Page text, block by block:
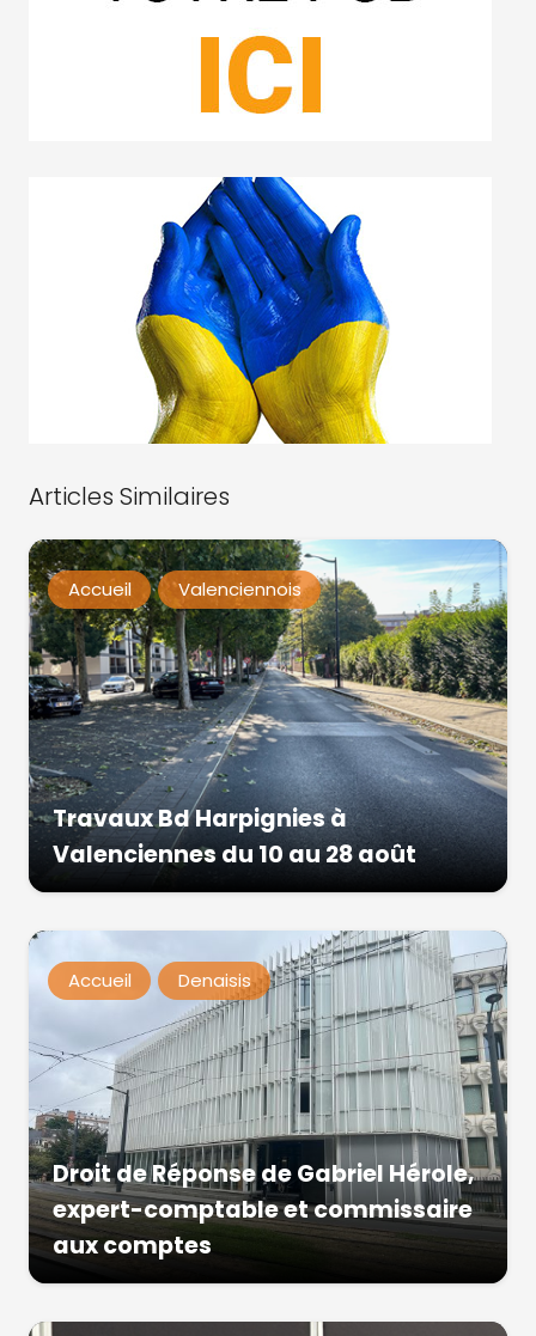
Articles Similaires
Accueil Valenciennois
Travaux Bd Harpignies à
Valenciennes du 10 au 28 août
Accueil Denaisis
Droit de Réponse de Gabriel Hérole,
expert-comptable et commissaire
aux comptes